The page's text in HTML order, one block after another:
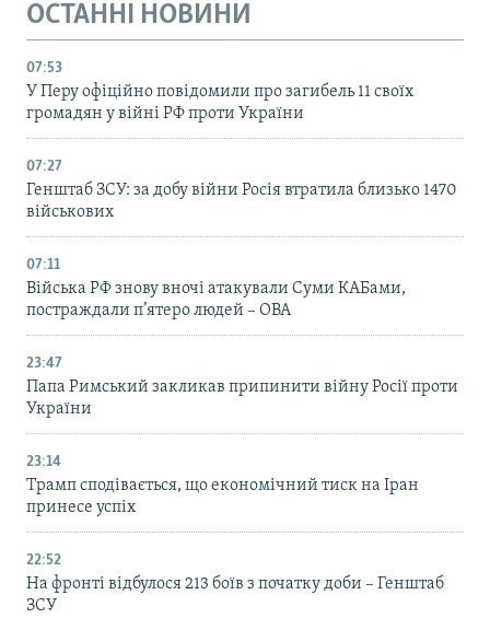
ОСТАННІ НОВИНИ
07:53
У Перу офіційно повідомили про загибель 11 своїх
громадян у війні РФ проти України
07:27
Генштаб ЗСУ: за добу війни Росія втратила близько 1470
військових
07:11
Війська РФ знову вночі атакували Суми КАБами,
постраждали п’ятеро людей – ОВА
23:47
Папа Римський закликав припинити війну Росії проти
України
23:14
Трамп сподівається, що економічний тиск на Іран
принесе успіх
22:52
На фронті відбулося 213 боїв з початку доби – Генштаб
ЗСУ